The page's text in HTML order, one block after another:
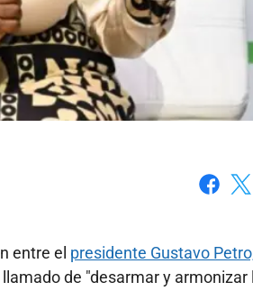
entre el presidente Gustavo
de "desarmar y armonizar